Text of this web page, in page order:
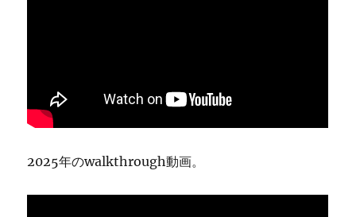
2025年のwalkthrough動画。